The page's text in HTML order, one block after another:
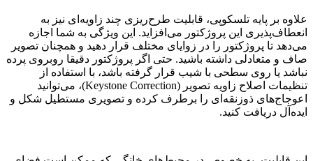
علاوه بر پایه تلسکوپی، قابلیت طرح‌ریزی چند زاویه‌ای نیز به
انعطاف‌پذیری این پروژکتور می‌افزاید. این ویژگی به شما اجازه
می‌دهد تا پروژکتور را در زوایای مختلف قرار دهید و همچنان تصویر
صاف و متعادلی داشته باشید. حتی اگر پروژکتور دقیقا روبروی پرده
نباشد یا روی سطحی با شیب قرار گرفته باشد، با استفاده از
تنظیمات اصلاح زاویه تصویر (Keystone Correction)، می‌توانید
اعوجاج‌های ذوزنقه‌ای را برطرف کرده و تصویری مستطیل شکل و
ایده‌آل دریافت کنید.